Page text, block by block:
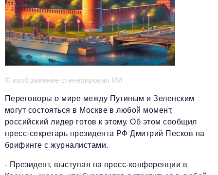
info@business-magazine.online
Отдел рекламы
reklama@business-magazine.online
Отдел распространения/редакционная подписка
podpiska@business-magazine.online
Отдел по работе с партнерами
partner@business-magazine.online
© изображение сгенерировал ИИ
Переговоры о мире между Путиным и Зеленским
могут состояться в Москве в любой момент,
российский лидер готов к этому. Об этом сообщил
пресс-секретарь президента РФ Дмитрий Песков на
брифинге с журналистами.
- Президент, выступая на пресс-конференции в